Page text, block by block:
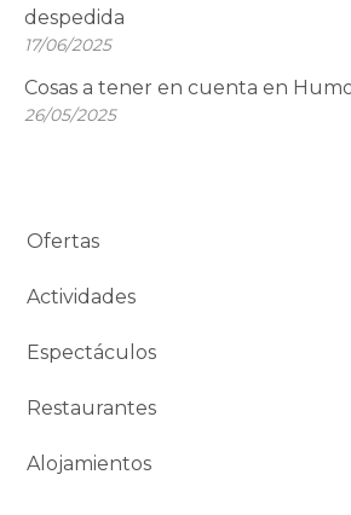
despedida
17/06/2025
Cosas a tener en cuenta en
26/05/2025
Ofertas
Actividades
Espectáculos
Restaurantes
Alojamientos